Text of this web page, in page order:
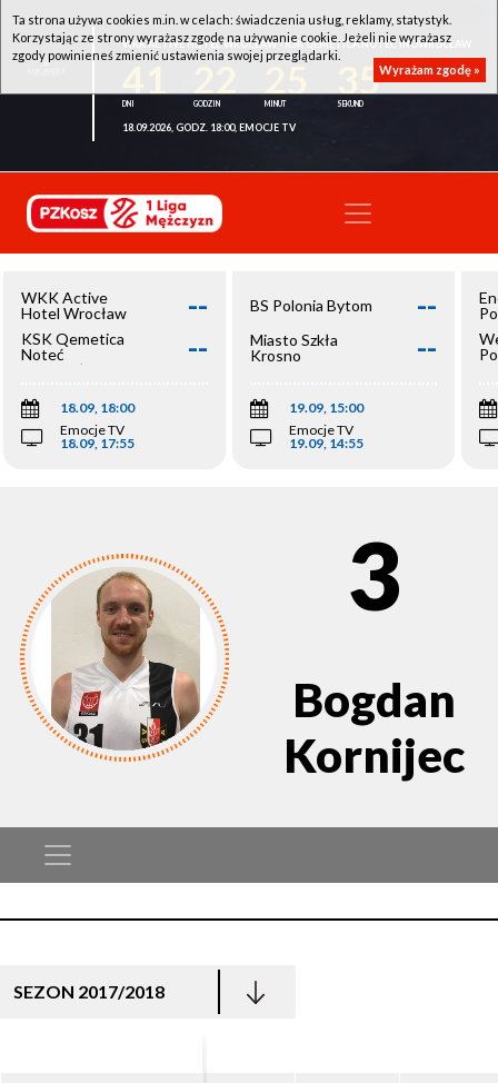
WKK ACTIVE HOTEL WROCŁAW - KSK QEMETICA NOTEĆ INOWROCŁAW
35
18.09.2026, GODZ. 18:00, EMOCJE TV
WKK Active
Hotel Wrocław
--
KSK Qemetica
Noteć
Inowrocław
--
18.09, 18:00
Emocje TV
18.09, 17:55
BS Polonia Bytom --
Miasto Szkła
Krosno
--
19.09, 15:00
Emocje TV
19.09, 14:55
3
Bogdan
Kornijec
SEZON 2017/2018
Ta strona używa cookies m.in. w celach: świadczenia usług, reklamy, statystyk.
Korzystając ze strony wyrażasz zgodę na używanie cookie. Jeżeli nie wyrażasz
zgody powinieneś zmienić ustawienia swojej przeglądarki.
Wyrażam zgodę »